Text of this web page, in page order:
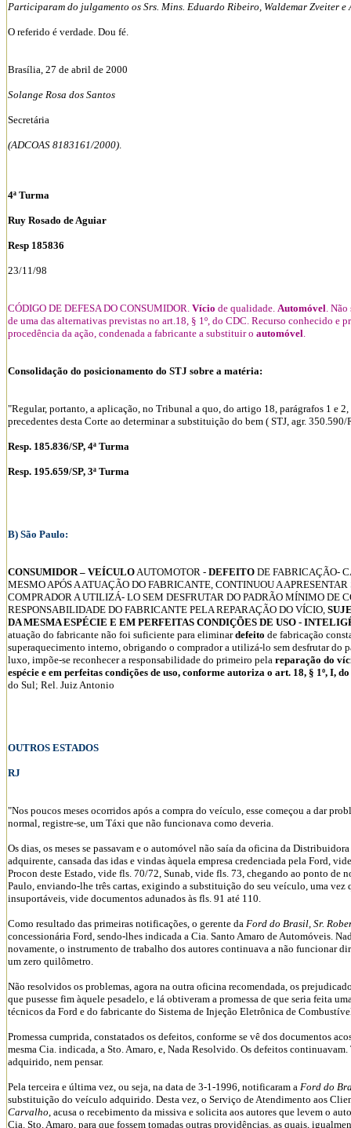
Participaram do julgamento os Srs. Mins. Eduardo Ribeiro, Waldemar Zveiter e
O referido é verdade. Dou fé.
Brasília, 27 de abril de 2000
Solange Rosa dos Santos
Secretária
(ADCOAS 8183161/2000).
4ª Turma
Ruy Rosado de Aguiar
Resp 185836
23/11/98
CÓDIGO DE DEFESA DO CONSUMIDOR. Vício de qualidade. Automóvel.
de uma das alternativas previstas no art.18, § 1º, do CDC. Recurso conhecido e
procedência da ação, condenada a fabricante a substituir o automóvel.
Consolidação do posicionamento do STJ sobre a matéria:
"Regular, portanto, a aplicação, no Tribunal a quo, do artigo 18, parágrafos 1 e
precedentes desta Corte ao determinar a substituição do bem ( STJ, agr.
Resp. 185.836/SP, 4ª Turma
Resp. 195.659/SP, 3ª Turma
B) São Paulo:
CONSUMIDOR – VEÍCULOAUTOMOTOR - DEFEITO DE FABRICAÇÃO-
MESMO APÓS A ATUAÇÃO DO FABRICANTE, CONTINUOU A
COMPRADOR A UTILIZÁ- LO SEM DESFRUTAR DO PADRÃO MÍNIMO DE
RESPONSABILIDADE DO FABRICANTE PELA REPARAÇÃO DO VÍCIO,
DA MESMA ESPÉCIE E EM PERFEITAS CONDIÇÕES DE USO -
atuação do fabricante não foi suficiente para eliminardefeito de fabricação
superaquecimento interno, obrigando o comprador a utilizá-lo sem desfrutar do
luxo, impõe-se reconhecer a responsabilidade do primeiro pela reparação do
espécie e em perfeitas condições de uso, conforme autoriza o art. 18, § 1º, I,
do Sul; Rel. Juiz Antonio
OUTROS ESTADOS
RJ
"Nos poucos meses ocorridos após a compra do veículo, esse começou a dar
normal, registre-se, um Táxi que não funcionava como deveria.
Os dias, os meses se passavam e o automóvel não saía da oficina da
adquirente, cansada das idas e vindas àquela empresa credenciada pela Ford,
Procon deste Estado, vide fls. 70/72, Sunab, vide fls. 73, chegando ao ponto de
Paulo, enviando-lhe três cartas, exigindo a substituição do seu veículo, uma vez
insuportáveis, vide documentos adunados às fls. 91 até 110.
Como resultado das primeiras notificações, o gerente da Ford do Brasil, Sr.
concessionária Ford, sendo-lhes indicada a Cia. Santo Amaro de Automóveis.
novamente, o instrumento de trabalho dos autores continuava a não funcionar
um zero quilômetro.
Não resolvidos os problemas, agora na outra oficina recomendada, os
que pusesse fim àquele pesadelo, e lá obtiveram a promessa de que seria feita
técnicos da Ford e do fabricante do Sistema de Injeção Eletrônica de
Promessa cumprida, constatados os defeitos, conforme se vê dos documentos
mesma Cia. indicada, a Sto. Amaro, e, Nada Resolvido. Os defeitos
adquirido, nem pensar.
Pela terceira e última vez, ou seja, na data de 3-1-1996, notificaram a Ford do
substituição do veículo adquirido. Desta vez, o Serviço de Atendimento aos
Carvalho, acusa o recebimento da missiva e solicita aos autores que levem o
Cia. Sto. Amaro, para que fossem tomadas outras providências, as quais,